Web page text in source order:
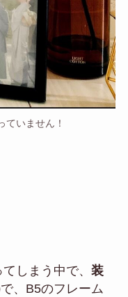
ていません！
しまう中で、装
、B5のフレーム